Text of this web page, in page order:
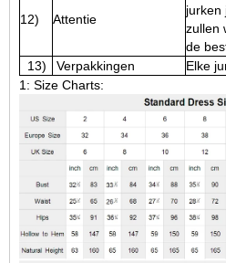
12) Attentie
jurken
zullen
de
13)
Verpakkingen
Elke
1: Size Charts: